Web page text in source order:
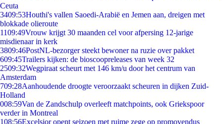
Ceuta
3409:53Houthi's vallen Saoedi-Arabië en Jemen aan, dreigen met
blokkade olieroute
1109:49Vrouw krijgt 30 maanden cel voor afpersing 12-jarige
misdienaar in kerk
3809:46PostNL-bezorger steekt bewoner na ruzie over pakket
609:45Trailers kijken: de bioscoopreleases van week 32
2509:32Wegpiraat scheurt met 146 km/u door het centrum van
Amsterdam
709:28Aanhoudende droogte veroorzaakt scheuren in dijken Zuid-
Holland
008:59Van de Zandschulp overleeft matchpoints, ook Griekspoor
verder in Montreal
108:56Excelsior opent seizoen met ruime zege op promovendus